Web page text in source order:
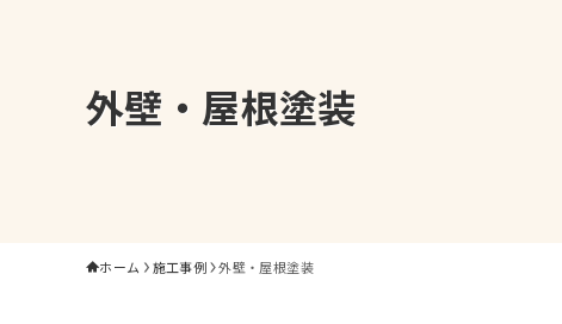
外壁・屋根塗装
ホーム 施工事例 外壁・屋根塗装